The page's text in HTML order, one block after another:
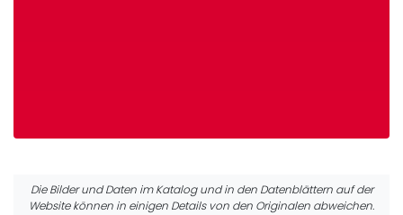
Die Bilder und Daten im Katalog und in den Datenblättern auf der
Website können in einigen Details von den Originalen abweichen.